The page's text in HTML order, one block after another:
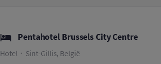
Pentahotel Brussels City Centre
Hotel Sint-Gillis, België